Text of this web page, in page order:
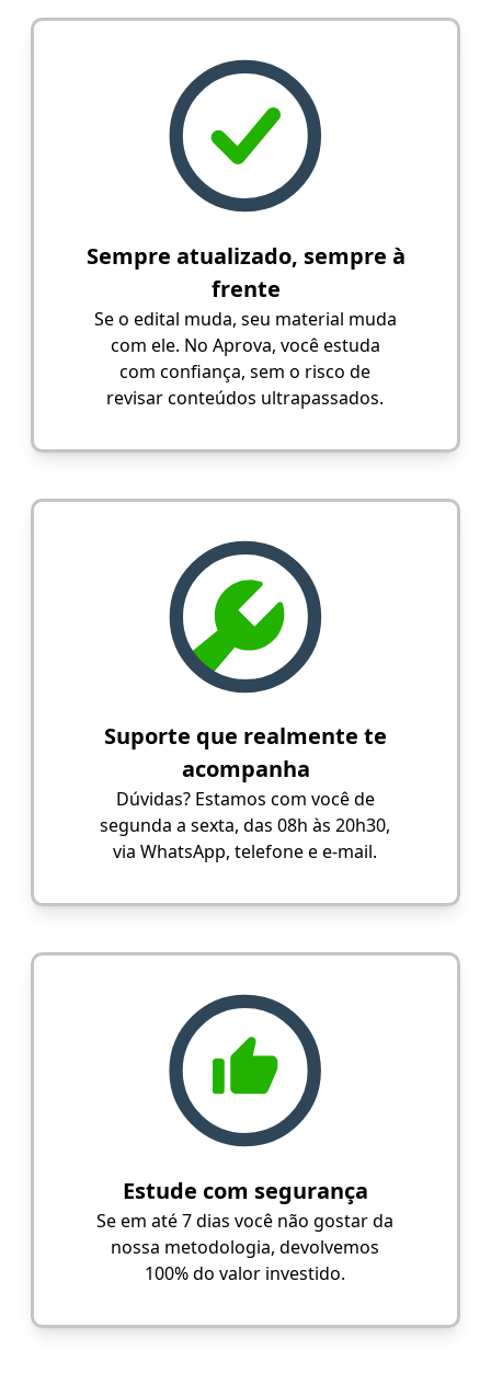
Sempre atualizado, sempre à
frente
Se o edital muda, seu material muda
com ele. No Aprova, você estuda
com confiança, sem o risco de
revisar conteúdos ultrapassados.
Suporte que realmente te
acompanha
Dúvidas? Estamos com você de
segunda a sexta, das 08h às 20h30,
via WhatsApp, telefone e e-mail.
Estude com segurança
Se em até 7 dias você não gostar da
nossa metodologia, devolvemos
100% do valor investido.